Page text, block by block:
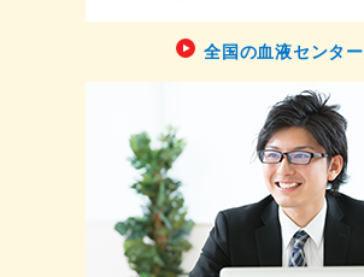
全国の血液センター